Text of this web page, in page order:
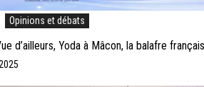
Opinions et débats
d’ailleurs, Yoda à Mâcon, la balafre